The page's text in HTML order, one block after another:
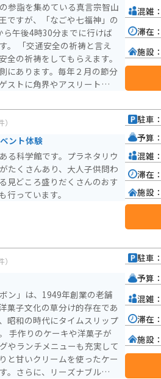
参詣を集めている真言宗智山
ですが、「なごや七福神」の
午後4時30分までに行けば
。 「交通安全の祈祷と言え
の祈祷をしてもらえます。
にあります。毎年２月の節分
トに角界やアスリートなど
混雑：
滞在：
施設：
ント体験
る科学館です。プラネタリウ
たくさんあり、大人子供問わ
見どころ盛りだくさんのおす
行っています。
駐車：
予算：
混雑：
滞在：
施設：
ン」は、1949年創業の老舗
菓子文化の草分け的存在であ
昭和の時代にタイムスリップ
やランチメニューも充実して
と甘いクリームを使ったケー
さらに、リーズナブルな価
駐車：
予算：
混雑：
滞在：
施設：